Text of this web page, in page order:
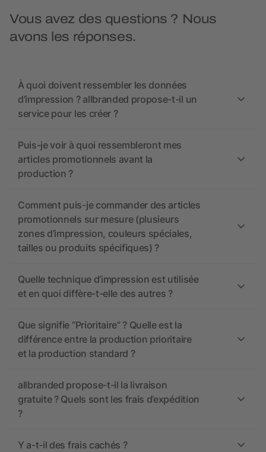
Vous avez des questions ? Nous
avons les réponses.
À quoi doivent ressembler les données
d’impression ? allbranded propose-t-il un
service pour les créer ?
Puis-je voir à quoi ressembleront mes
articles promotionnels avant la
production ?
Comment puis-je commander des articles
promotionnels sur mesure (plusieurs
zones d’impression, couleurs spéciales,
tailles ou produits spécifiques) ?
Quelle technique d’impression est utilisée
et en quoi diffère-t-elle des autres ?
Que signifie “Prioritaire” ? Quelle est la
différence entre la production prioritaire
et la production standard ?
allbranded propose-t-il la livraison
gratuite ? Quels sont les frais d’expédition
?
Y a-t-il des frais cachés ?